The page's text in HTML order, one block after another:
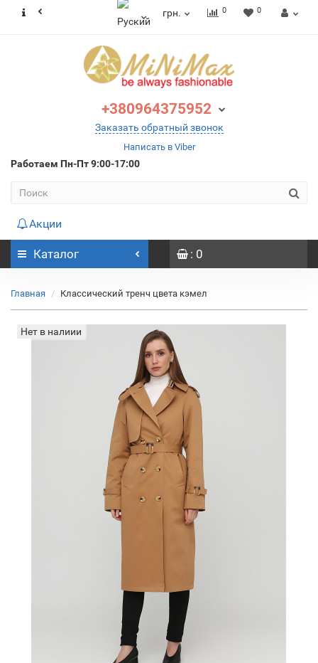
грн. 0 0
+380964375952
Заказать обратный звонок
Написать в Viber
Работаем Пн-Пт 9:00-17:00
Акции
Каталог : 0
Главная Классический тренч цвета кэмел
Нет в налиии